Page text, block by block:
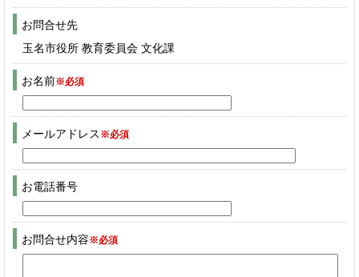
お問合せ先
玉名市役所 教育委員会 文化課
お名前※必須
メールアドレス ※必須
お電話番号
お問合せ内容※必須